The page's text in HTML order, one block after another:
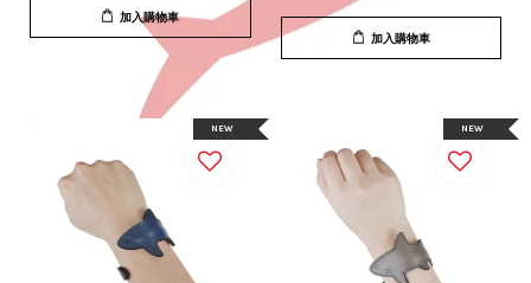
加入購物車
加入購物車
NEW NEW